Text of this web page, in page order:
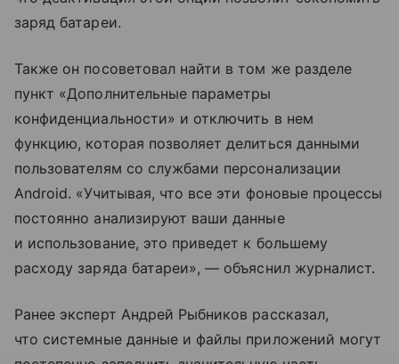
заряд батареи.
Также он посоветовал найти в том же разделе
пункт «Дополнительные параметры
конфиденциальности» и отключить в нем
функцию, которая позволяет делиться данными
пользователям со службами персонализации
Android. «Учитывая, что все эти фоновые процессы
постоянно анализируют ваши данные
и использование, это приведет к большему
расходу заряда батареи», — объяснил журналист.
Ранее эксперт Андрей Рыбников рассказал,
что системные данные и файлы приложений могут